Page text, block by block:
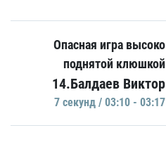
Опасная игра высоко
поднятой клюшкой
14.Балдаев Виктор
7 секунд / 03:10 - 03:17